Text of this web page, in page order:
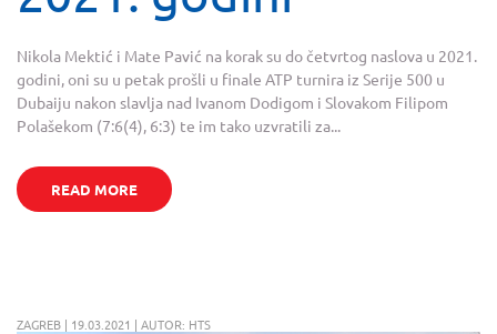
Nikola Mektić i Mate Pavić na korak su do četvrtog naslova u 2021.
godini, oni su u petak prošli u finale ATP turnira iz Serije 500 u
Dubaiju nakon slavlja nad Ivanom Dodigom i Slovakom Filipom
Polašekom (7:6(4), 6:3) te im tako uzvratili za...
READ MORE
ZAGREB | 19.03.2021 | AUTOR: HTS